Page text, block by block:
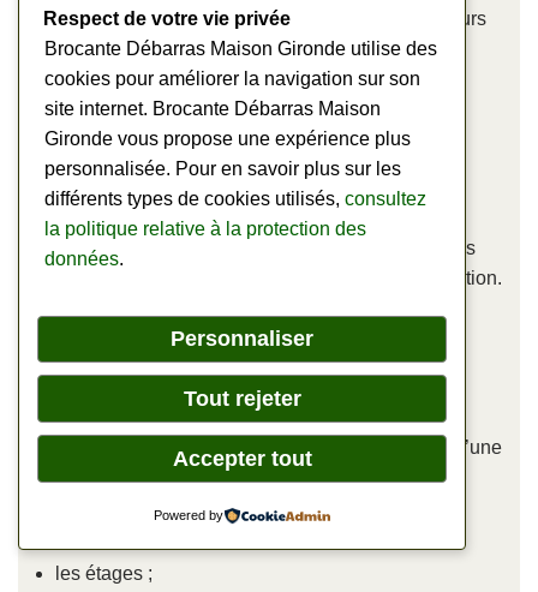
est différente. Le tarif dépend notamment de plusieurs
critères.
Le volume à évacuer
Plus la quantité de meubles et d’encombrants est
importante, plus le temps de travail et les moyens
logistiques augmentent. Le nombre de mètres cubes
constitue donc l’un des principaux critères d’évaluation.
L’accessibilité du logement
Un appartement situé au quatrième étage sans
ascenseur ne nécessite pas les mêmes moyens qu’une
maison de plain-pied. Nous prenons notamment en
les étages ;
Respect de votre vie privée
Brocante Débarras Maison Gironde utilise des
cookies pour améliorer la navigation sur son
site internet. Brocante Débarras Maison
Gironde vous propose une expérience plus
personnalisée. Pour en savoir plus sur les
différents types de cookies utilisés, consultez
la politique relative à la protection des
données.
Personnaliser
Tout rejeter
Accepter tout
Powered by